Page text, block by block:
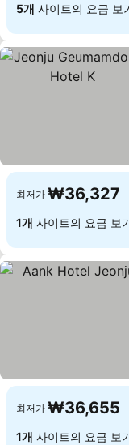
5개 사이트의 요금 보
최저가 ₩36,327
1개 사이트의 요금 보
최저가 ₩36,655
1개 사이트의 요금 보